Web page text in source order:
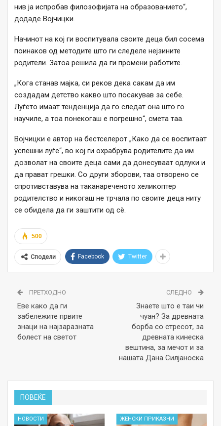
нив ја испробав филозофијата на образованието“,
додаде Војчицки.
Начинот на кој ги воспитувала своите деца бил сосема
поинаков од методите што ги следеле нејзините
родители. Затоа решила да ги промени работите.
„Кога станав мајка, си реков дека сакам да им
создадам детство какво што посакував за себе.
Луѓето имаат тенденција да го следат она што го
научиле, а тоа понекогаш е погрешно“, смета таа.
Војчицки е автор на бестселерот „Како да се воспитаат
успешни луѓе“, во кој ги охрабрува родителите да им
дозволат на своите деца сами да донесуваат одлуки и
да прават грешки. Со други зборови, таа отворено се
спротивставува на таканареченото хеликоптер
родителство и никогаш не трчала по своите деца ниту
се обидела да ги заштити од сè.
500
Сподели Facebook Twitter
ПРЕТХОДНО
Еве како да ги
забележите првите
знаци на најзаразната
болест на светот
СЛЕДНО
Знаете што е таи чи
чуан? За древната
борба со стресот, за
древната кинеска
вештина, за мечот и за
нашата Дана Силјаноска
ПОВЕЌЕ
НОВОСТИ ЖЕНСКИ ПРИКАЗНИ